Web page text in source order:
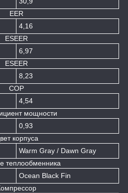
EER
4,16
ESEER
6,97
ESEER
8,23
COP
4,54
мощности
0,93
корпуса
Warm Gray / Dawn Gray
теплообменника
Ocean Black Fin